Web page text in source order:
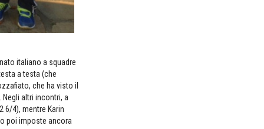
italiano a squadre
a testa (che
che ha visto il
altri incontri, a
6/4), mentre Karin
poi imposte ancora